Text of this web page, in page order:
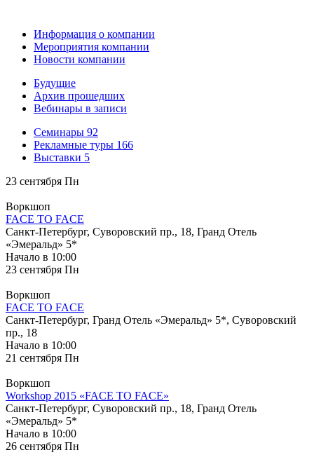
Информация о компании
Мероприятия компании
Новости компании
Будущие
Архив прошедших
Вебинары в записи
Семинары 92
Рекламные туры 166
Выставки 5
23 сентября Пн
Воркшоп
FACE TO FACE
Санкт-Петербург, Суворовский пр., 18, Гранд Отель
«Эмеральд» 5*
Начало в 10:00
23 сентября Пн
Воркшоп
FACE TO FACE
Санкт-Петербург, Гранд Отель «Эмеральд» 5*, Суворовский
пр., 18
Начало в 10:00
21 сентября Пн
Воркшоп
Workshop 2015 «FACE TO FACE»
Санкт-Петербург, Суворовский пр., 18, Гранд Отель
«Эмеральд» 5*
Начало в 10:00
26 сентября Пн